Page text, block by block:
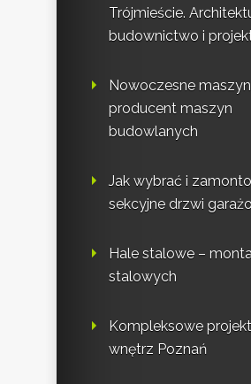
Trójmieście.
budownictwo i
Nowoczesne
producent maszyn
budowlanych
Jak wybrać i
sekcyjne drzwi
Hale stalowe –
stalowych
Kompleksowe
wnętrz Poznań